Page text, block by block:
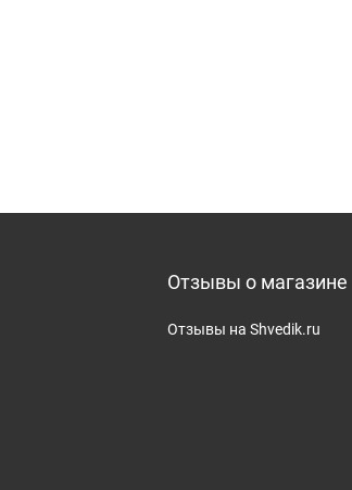
Отзывы о магазине
Отзывы на Shvedik.ru